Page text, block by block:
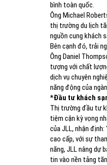
bình toàn quốc.
Ông Michael
thị trường du lịch
nguồn cung khách
Bên cạnh đó, trải
Ông Daniel
tượng với chất
dịch vụ chuyên
năng động của
*Đầu tư khách
Thị trường đầu tư
tiệm cận kỳ vọng
của JLL, nhận
cao cấp, với sự
năng, JLL nâng dự
tin vào nền tảng